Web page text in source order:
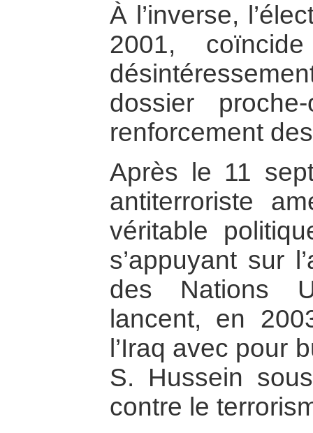
À l’inverse,
2001,
dossier
renforcement
Après le 11
antiterroriste
véritable
s’appuyant sur
des Nations
lancent, en
l’Iraq avec pour
S. Hussein
contre le